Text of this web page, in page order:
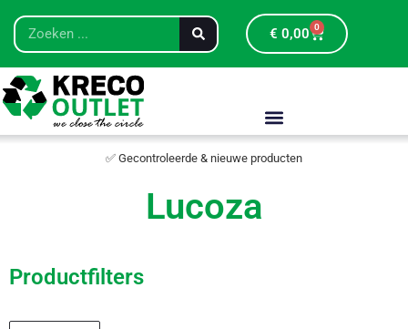
€ 0,00 0
✅ Gecontroleerde & nieuwe producten
Lucoza
Productfilters